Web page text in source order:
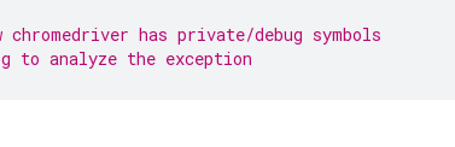
chromedriver has private/debug symbols
to analyze the exception